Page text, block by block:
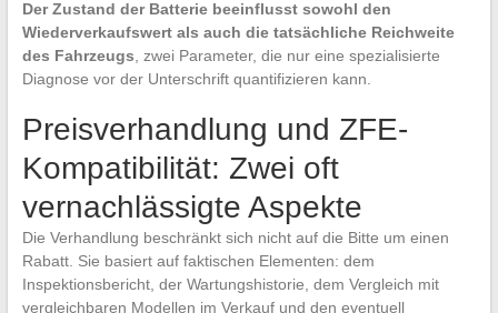
Der Zustand der Batterie beeinflusst sowohl den
Wiederverkaufswert als auch die tatsächliche Reichweite
des Fahrzeugs , zwei Parameter, die nur eine spezialisierte
Diagnose vor der Unterschrift quantifizieren kann.
Preisverhandlung und ZFE-
Kompatibilität: Zwei oft
vernachlässigte Aspekte
Die Verhandlung beschränkt sich nicht auf die Bitte um einen
Rabatt. Sie basiert auf faktischen Elementen: dem
Inspektionsbericht, der Wartungshistorie, dem Vergleich mit
vergleichbaren Modellen im Verkauf und den eventuell